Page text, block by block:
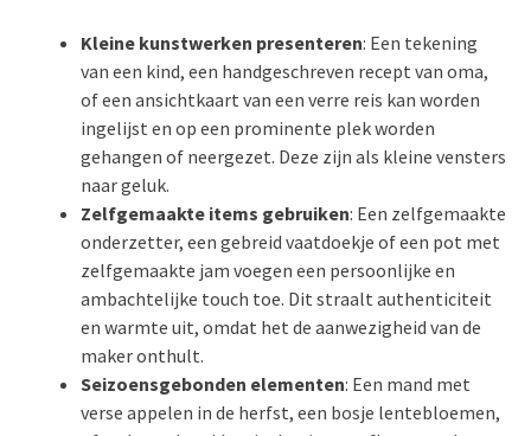
Kleine kunstwerken presenteren: Een tekening
van een kind, een handgeschreven recept van oma,
of een ansichtkaart van een verre reis kan worden
ingelijst en op een prominente plek worden
gehangen of neergezet. Deze zijn als kleine vensters
naar geluk.
Zelfgemaakte items gebruiken: Een zelfgemaakte
onderzetter, een gebreid vaatdoekje of een pot met
zelfgemaakte jam voegen een persoonlijke en
ambachtelijke touch toe. Dit straalt authenticiteit
en warmte uit, omdat het de aanwezigheid van de
maker onthult.
Seizoensgebonden elementen: Een mand met
verse appelen in de herfst, een bosje lentebloemen,